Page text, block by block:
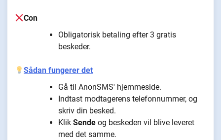
Con
Obligatorisk betaling efter 3 gratis
beskeder.
Sådan fungerer det
Gå til AnonSMS' hjemmeside.
Indtast modtagerens telefonnummer, og
skriv din besked.
Klik Sende og beskeden vil blive leveret
med det samme.